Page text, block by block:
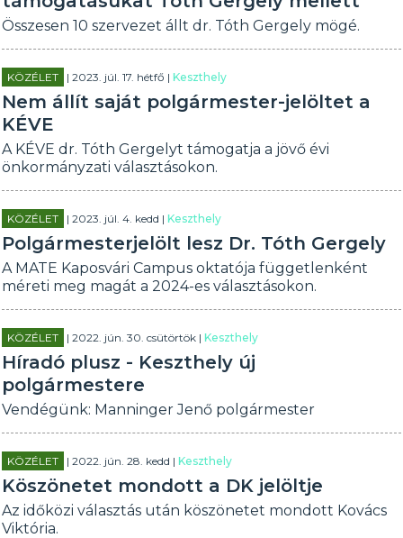
Összesen 10 szervezet állt dr. Tóth Gergely mögé.
KÖZÉLET | 2023. júl. 17. hétfő |Keszthely
Nem állít saját polgármester-jelöltet a
KÉVE
A KÉVE dr. Tóth Gergelyt támogatja a jövő évi
önkormányzati választásokon.
KÖZÉLET | 2023. júl. 4. kedd |Keszthely
Polgármesterjelölt lesz Dr. Tóth Gergely
A MATE Kaposvári Campus oktatója függetlenként
méreti meg magát a 2024-es választásokon.
KÖZÉLET | 2022. jún. 30. csütörtök |Keszthely
Híradó plusz - Keszthely új
polgármestere
Vendégünk: Manninger Jenő polgármester
KÖZÉLET | 2022. jún. 28. kedd |Keszthely
Köszönetet mondott a DK jelöltje
Az időközi választás után köszönetet mondott Kovács
Viktória.